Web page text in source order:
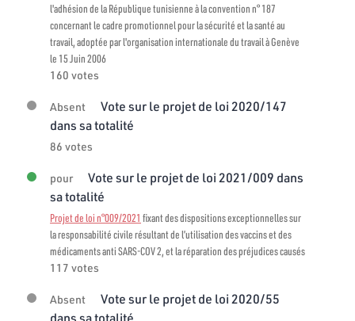
l'adhésion de la République tunisienne à la convention n° 187
concernant le cadre promotionnel pour la sécurité et la santé au
travail, adoptée par l'organisation internationale du travail à Genève
le 15 Juin 2006
160 votes
Absent
Vote sur le projet de loi 2020/147
dans sa totalité
86 votes
pour
Vote sur le projet de loi 2021/009 dans
sa totalité
Projet de loi n°009/2021 fixant des dispositions exceptionnelles sur
la responsabilité civile résultant de l’utilisation des vaccins et des
médicaments anti SARS-COV 2, et la réparation des préjudices causés
117 votes
Absent
Vote sur le projet de loi 2020/55
dans sa totalité